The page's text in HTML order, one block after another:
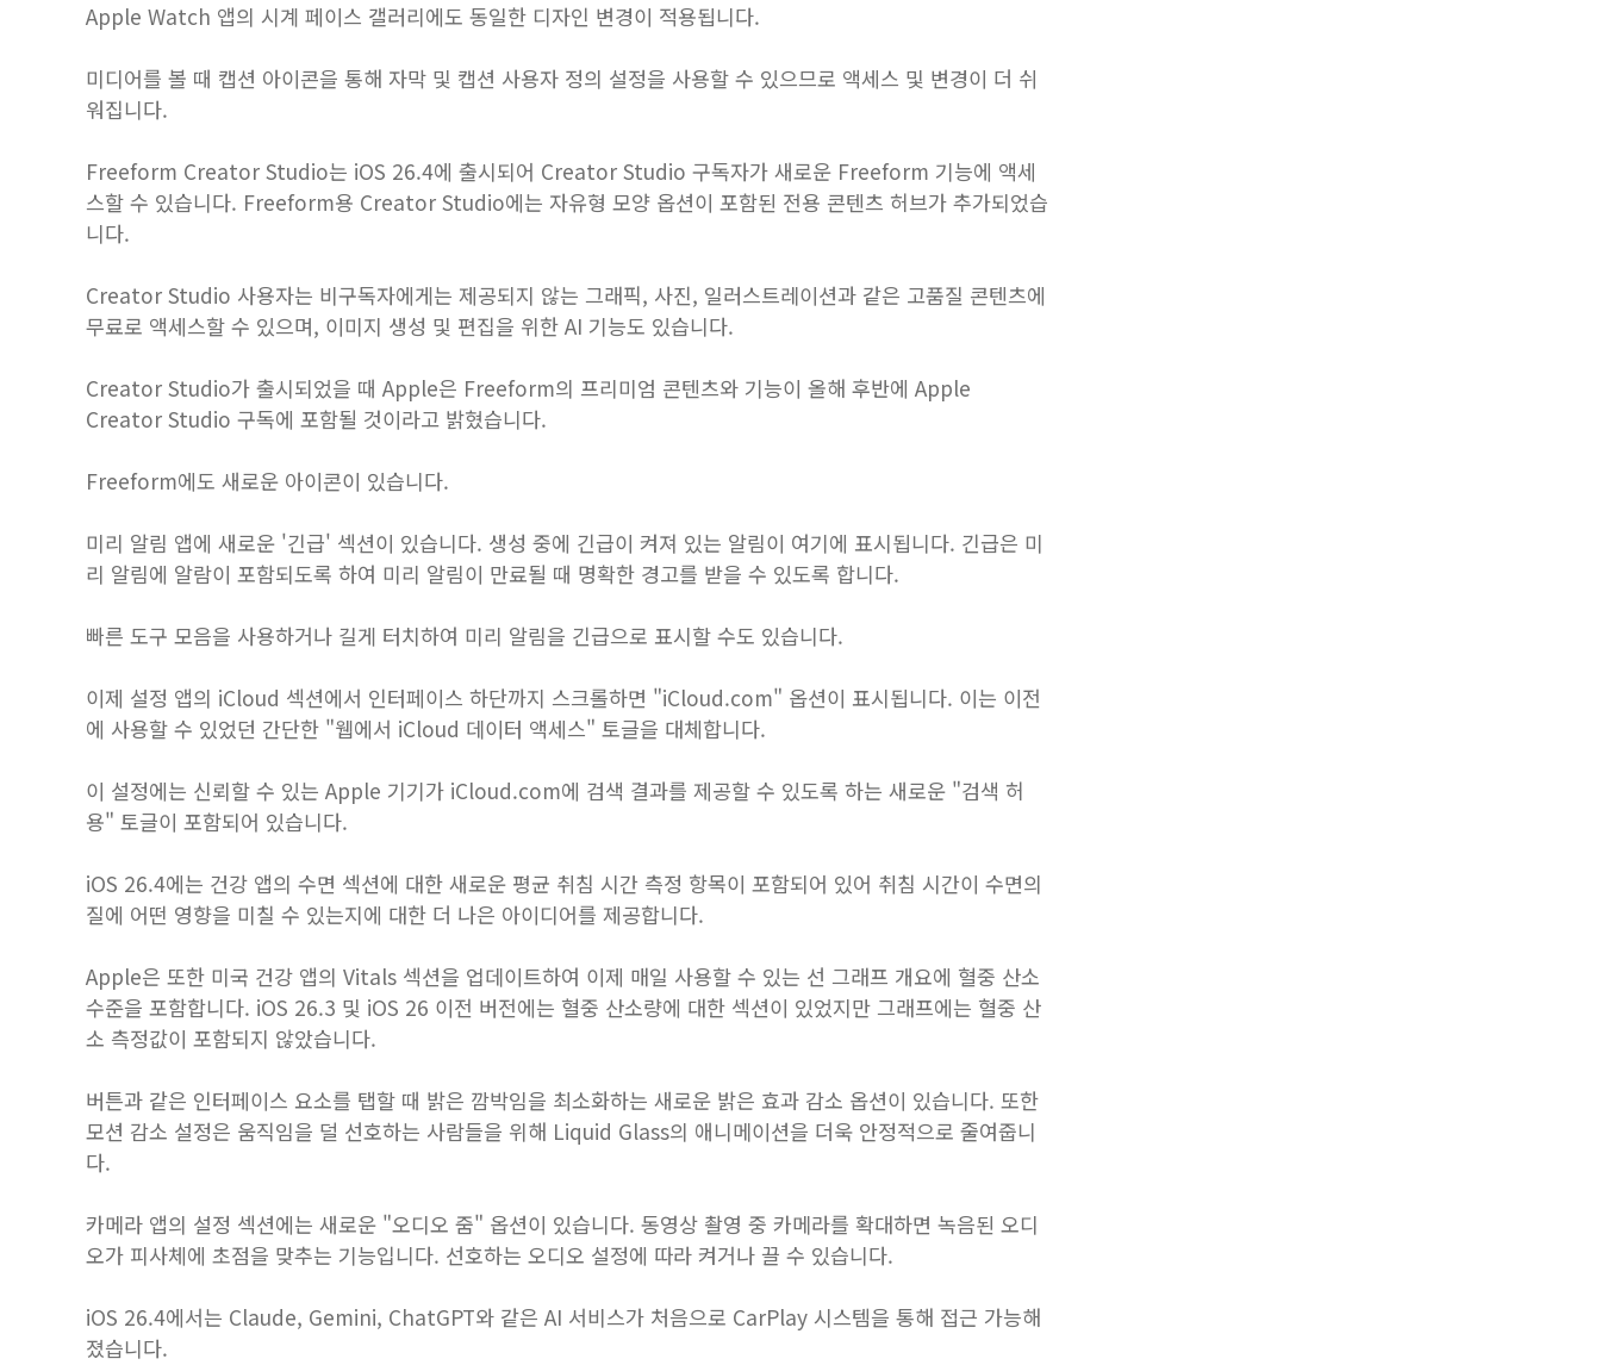
Apple Watch 앱의 시계 페이스 갤러리에도 동일한 디자인 변경이 적용됩니다.
미디어를 볼 때 캡션 아이콘을 통해 자막 및 캡션 사용자 정의 설정을 사용할 수 있으므로 액세스 및 변경이 더 쉬
워집니다.
Freeform Creator Studio는 iOS 26.4에 출시되어 Creator Studio 구독자가 새로운 Freeform 기능에 액세
스할 수 있습니다. Freeform용 Creator Studio에는 자유형 모양 옵션이 포함된 전용 콘텐츠 허브가 추가되었습
니다.
Creator Studio 사용자는 비구독자에게는 제공되지 않는 그래픽, 사진, 일러스트레이션과 같은 고품질 콘텐츠에
무료로 액세스할 수 있으며, 이미지 생성 및 편집을 위한 AI 기능도 있습니다.
Creator Studio가 출시되었을 때 Apple은 Freeform의 프리미엄 콘텐츠와 기능이 올해 후반에 Apple
Creator Studio 구독에 포함될 것이라고 밝혔습니다.
Freeform에도 새로운 아이콘이 있습니다.
미리 알림 앱에 새로운 '긴급' 섹션이 있습니다. 생성 중에 긴급이 켜져 있는 알림이 여기에 표시됩니다. 긴급은 미
리 알림에 알람이 포함되도록 하여 미리 알림이 만료될 때 명확한 경고를 받을 수 있도록 합니다.
빠른 도구 모음을 사용하거나 길게 터치하여 미리 알림을 긴급으로 표시할 수도 있습니다.
이제 설정 앱의 iCloud 섹션에서 인터페이스 하단까지 스크롤하면 "iCloud.com" 옵션이 표시됩니다. 이는 이전
에 사용할 수 있었던 간단한 "웹에서 iCloud 데이터 액세스" 토글을 대체합니다.
이 설정에는 신뢰할 수 있는 Apple 기기가 iCloud.com에 검색 결과를 제공할 수 있도록 하는 새로운 "검색 허
용" 토글이 포함되어 있습니다.
iOS 26.4에는 건강 앱의 수면 섹션에 대한 새로운 평균 취침 시간 측정 항목이 포함되어 있어 취침 시간이 수면의
질에 어떤 영향을 미칠 수 있는지에 대한 더 나은 아이디어를 제공합니다.
Apple은 또한 미국 건강 앱의 Vitals 섹션을 업데이트하여 이제 매일 사용할 수 있는 선 그래프 개요에 혈중 산소
수준을 포함합니다. iOS 26.3 및 iOS 26 이전 버전에는 혈중 산소량에 대한 섹션이 있었지만 그래프에는 혈중 산
소 측정값이 포함되지 않았습니다.
버튼과 같은 인터페이스 요소를 탭할 때 밝은 깜박임을 최소화하는 새로운 밝은 효과 감소 옵션이 있습니다. 또한
모션 감소 설정은 움직임을 덜 선호하는 사람들을 위해 Liquid Glass의 애니메이션을 더욱 안정적으로 줄여줍니
다.
카메라 앱의 설정 섹션에는 새로운 "오디오 줌" 옵션이 있습니다. 동영상 촬영 중 카메라를 확대하면 녹음된 오디
오가 피사체에 초점을 맞추는 기능입니다. 선호하는 오디오 설정에 따라 켜거나 끌 수 있습니다.
iOS 26.4에서는 Claude, Gemini, ChatGPT와 같은 AI 서비스가 처음으로 CarPlay 시스템을 통해 접근 가능해
졌습니다.